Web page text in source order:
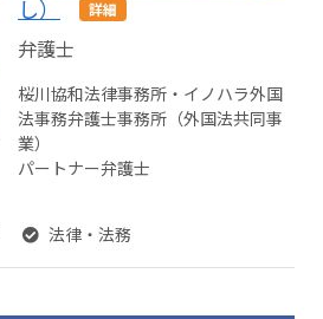
し）
詳細
弁護士
桜川協和法律事務所・イノハラ外国
法事務弁護士事務所（外国法共同事
業）
パートナー弁護士
法律・法務